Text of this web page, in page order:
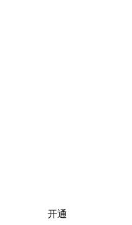
开通